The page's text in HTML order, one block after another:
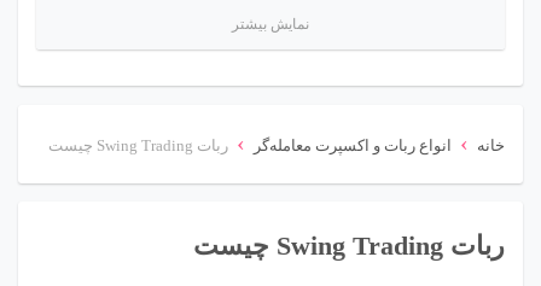
نمایش بیشتر
خانه › انواع ربات و اکسپرت معامله‌گر › ربات Swing Trading چیست
ربات Swing Trading چیست